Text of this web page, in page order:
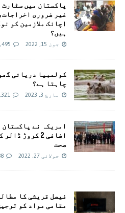
پاکستان میں
غیر ضروری
اچانک ملازمین کو
ہیں؟
جون 15, 2022
کولمبیا دریائی
چاہتا ہے؟
مارچ 3, 2023
امريکہ نے
اضافی 2 کروڑ
صحت
جولائی 27, 2022
فیصل قریشی کا
مقامی مواد کو